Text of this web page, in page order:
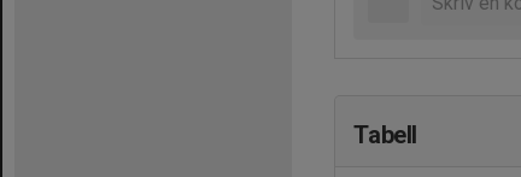
Tabell